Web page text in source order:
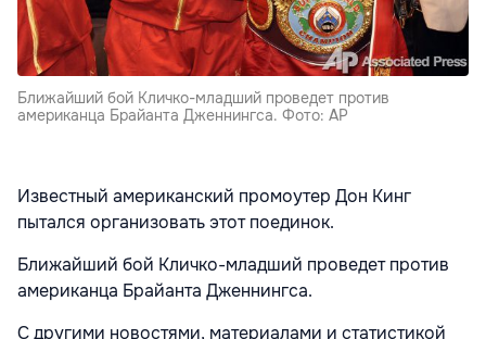
Ближайший бой Кличко-младший проведет против
американца Брайанта Дженнингса. Фото: AP
Известный американский промоутер Дон Кинг
пытался организовать этот поединок.
Ближайший бой Кличко-младший проведет против
американца Брайанта Дженнингса.
С другими новостями, материалами и статистикой